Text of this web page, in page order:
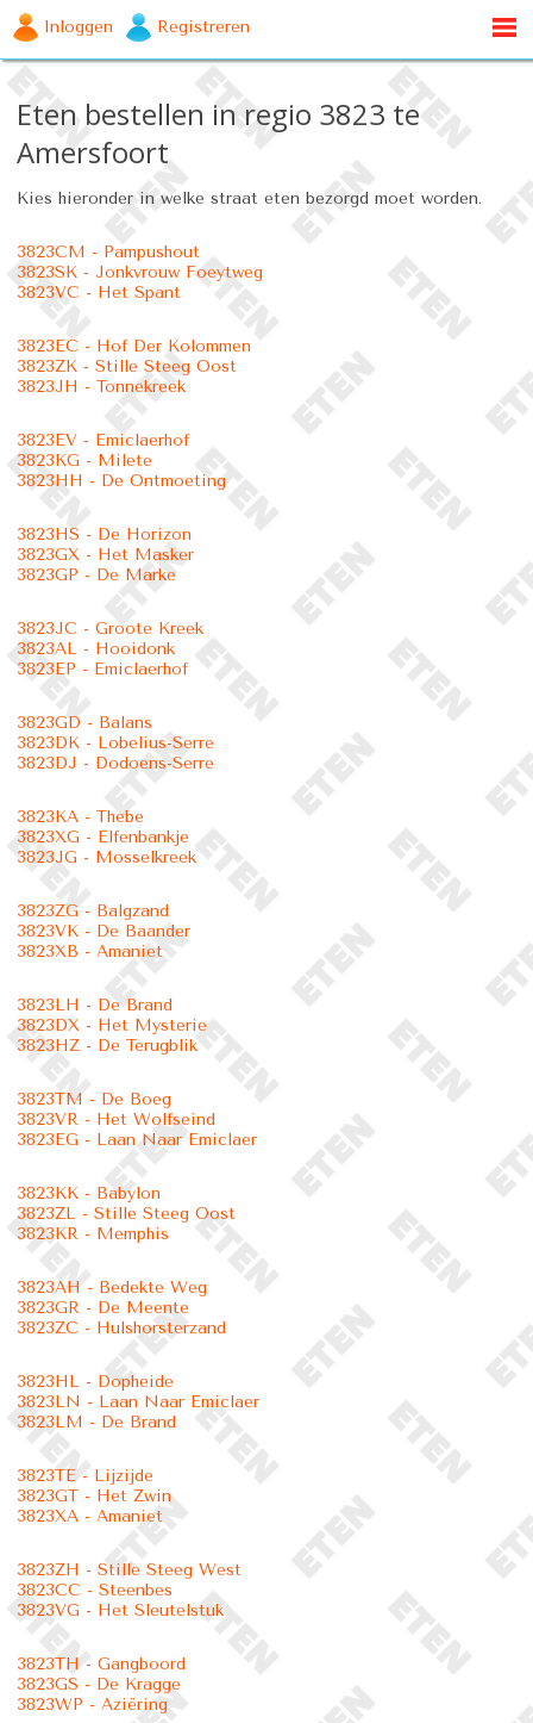
Inloggen Registreren
Eten bestellen in regio 3823 te
Amersfoort
Kies hieronder in welke straat eten bezorgd moet worden.
3823CM - Pampushout
3823SK - Jonkvrouw Foeytweg
3823VC - Het Spant
3823EC - Hof Der Kolommen
3823ZK - Stille Steeg Oost
3823JH - Tonnekreek
3823EV - Emiclaerhof
3823KG - Milete
3823HH - De Ontmoeting
3823HS - De Horizon
3823GX - Het Masker
3823GP - De Marke
3823JC - Groote Kreek
3823AL - Hooidonk
3823EP - Emiclaerhof
3823GD - Balans
3823DK - Lobelius-Serre
3823DJ - Dodoens-Serre
3823KA - Thebe
3823XG - Elfenbankje
3823JG - Mosselkreek
3823ZG - Balgzand
3823VK - De Baander
3823XB - Amaniet
3823LH - De Brand
3823DX - Het Mysterie
3823HZ - De Terugblik
3823TM - De Boeg
3823VR - Het Wolfseind
3823EG - Laan Naar Emiclaer
3823KK - Babylon
3823ZL - Stille Steeg Oost
3823KR - Memphis
3823AH - Bedekte Weg
3823GR - De Meente
3823ZC - Hulshorsterzand
3823HL - Dopheide
3823LN - Laan Naar Emiclaer
3823LM - De Brand
3823TE - Lijzijde
3823GT - Het Zwin
3823XA - Amaniet
3823ZH - Stille Steeg West
3823CC - Steenbes
3823VG - Het Sleutelstuk
3823TH - Gangboord
3823GS - De Kragge
3823WP - Aziëring